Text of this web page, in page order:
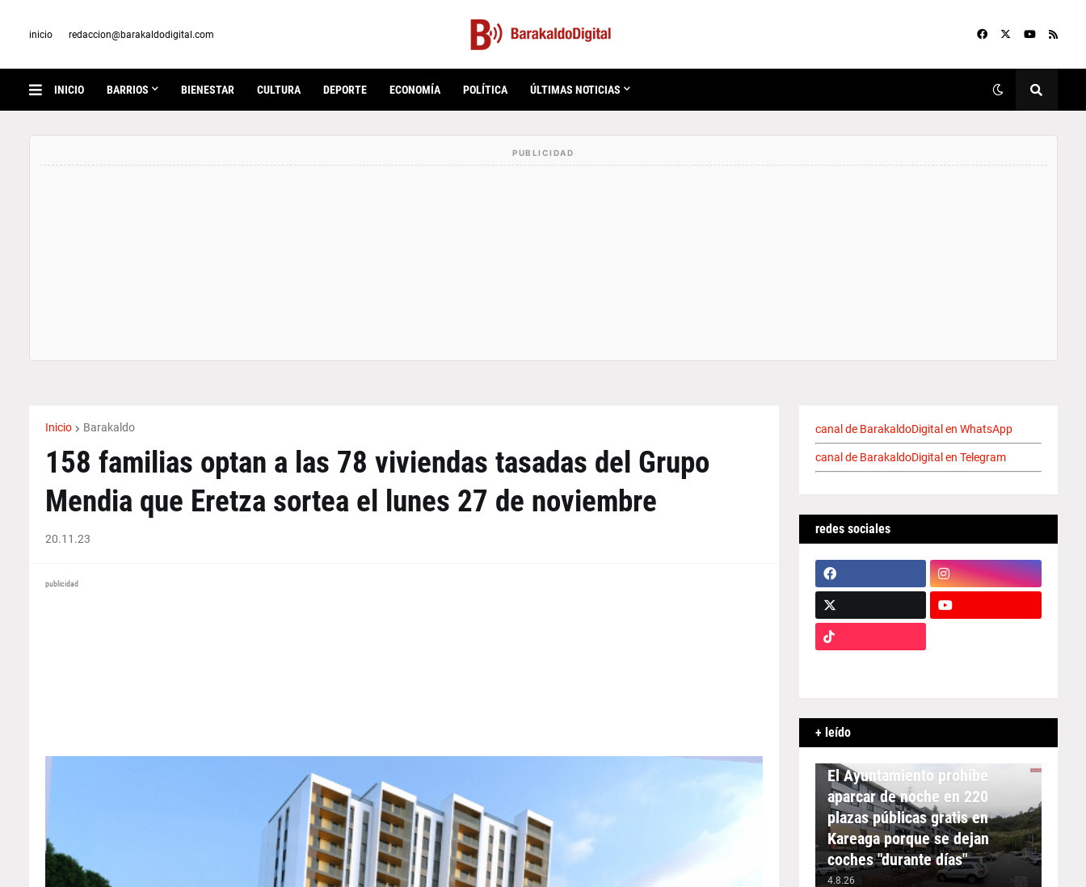
inicio redaccion@barakaldodigital.com
INICIO BARRIOS BIENESTAR CULTURA DEPORTE ECONOMÍA POLÍTICA ÚLTIMAS NOTICIAS
Inicio Barakaldo
158 familias optan a las 78 viviendas tasadas del Grupo
Mendia que Eretza sortea el lunes 27 de noviembre
20.11.23
publicidad
canal de BarakaldoDigital en WhatsApp
canal de BarakaldoDigital en Telegram
redes sociales
+ leído
APARCAMIENTO
El Ayuntamiento prohíbe
aparcar de noche en 220
plazas públicas gratis en
Kareaga porque se dejan
coches "durante días"
4.8.26